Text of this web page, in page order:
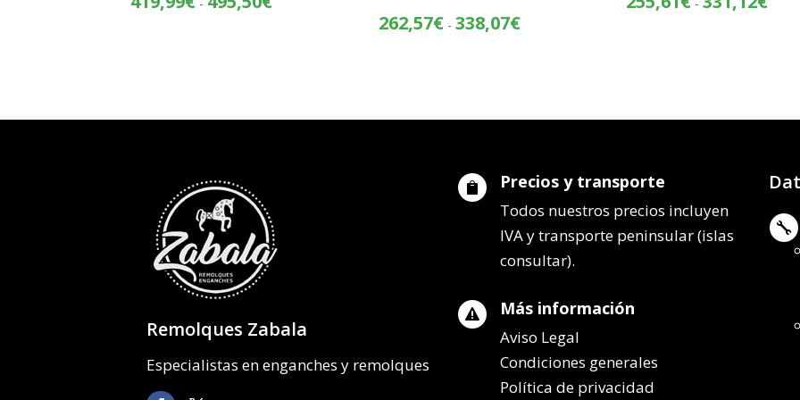
495,50€
262,57€ - 338,07€Rango
hasta
Remolques Zabala
Especialistas en enganches y remolques
 Precios y transporte
Todos nuestros precios incluyen
IVA y transporte peninsular (islas
consultar).
 Más información
Aviso Legal
Condiciones generales
Política de privacidad
